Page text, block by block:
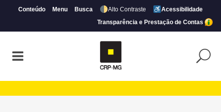
Conteúdo Menu Busca Alto Contraste
Acessibilidade
Transparência e Prestação de Contas